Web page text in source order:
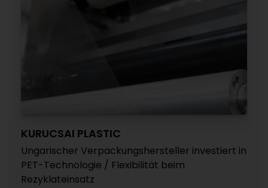
KURUCSAI PLASTIC
Ungarischer Verpackungshersteller investiert in
PET-Technologie / Flexibilität beim
Rezyklateinsatz